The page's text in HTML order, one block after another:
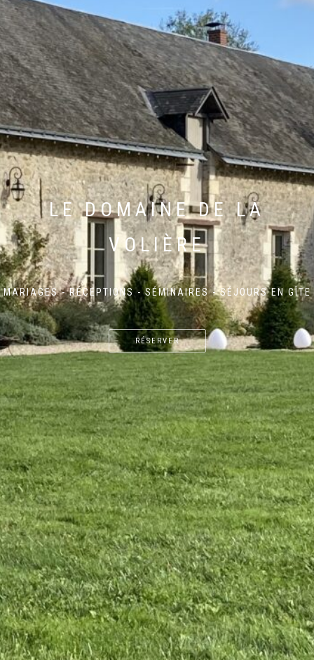
LE DOMAINE DE LA
VOLIÈRE
MARIAGES - RÉCEPTIONS - SÉMINAIRES - SÉJOURS EN GÎTE
RÉSERVER